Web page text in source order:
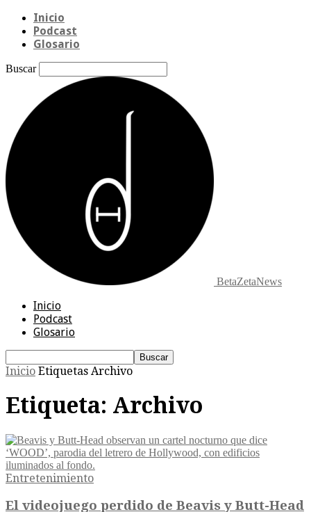
Inicio
Podcast
Glosario
Buscar
BetaZetaNews
Inicio
Podcast
Glosario
Inicio Etiquetas Archivo
Etiqueta: Archivo
Entretenimiento
El videojuego perdido de Beavis y Butt-Head